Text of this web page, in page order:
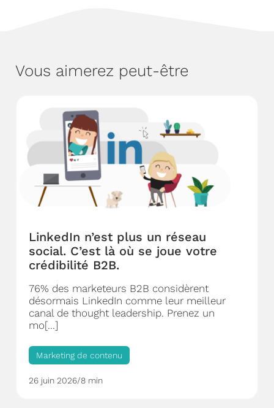
Vous aimerez peut-être
LinkedIn n’est plus un réseau
social. C’est là où se joue votre
crédibilité B2B.
76% des marketeurs B2B considèrent
désormais LinkedIn comme leur meilleur
canal de thought leadership. Prenez un
mo[...]
Marketing de contenu
26 juin 2026/8 min